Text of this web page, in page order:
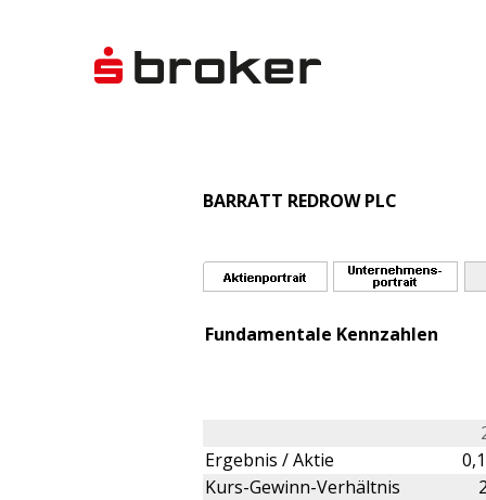
BARRATT REDROW PLC
Fundamentale Kennzahlen
Ergebnis / Aktie
Kurs-Gewinn-Verhältnis